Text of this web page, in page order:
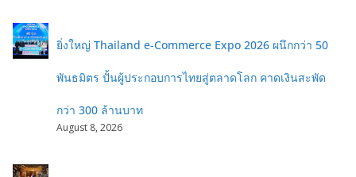
ยิ่งใหญ่ Thailand e-Commerce Expo 2026 ผนึกกว่า 50
พันธมิตร ปั้นผู้ประกอบการไทยสู่ตลาดโลก คาดเงินสะพัด
กว่า 300 ล้านบาท
August 8, 2026